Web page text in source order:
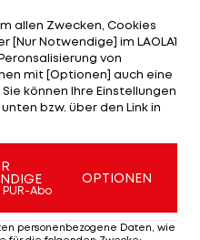
im dritten Satz sogar
Im vierten WTA-
auf Angelique
(CZE) mit 6:0,
allen Zwecken, Cookies
Notwendige] im LAOLA1
von
mit [Optionen] auch eine
können Ihre Einstellungen
bzw. über den Link in
Abo
OPTIONEN
personenbezogene Daten, wie